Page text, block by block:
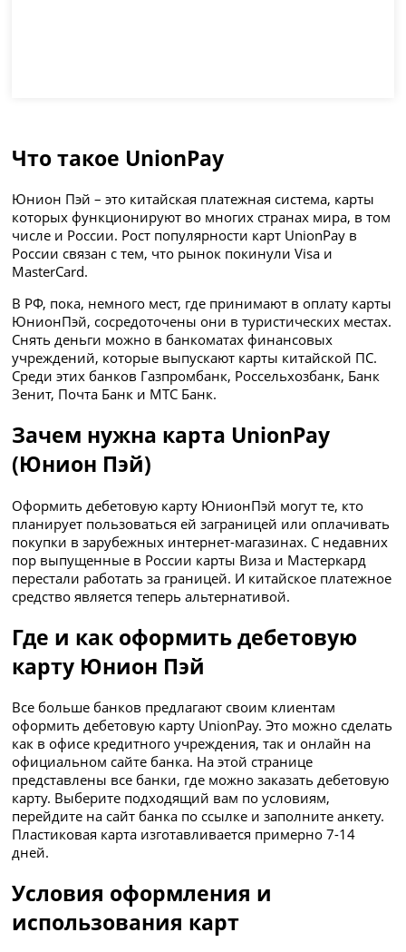
Что такое UnionPay
Юнион Пэй – это китайская платежная система, карты
которых функционируют во многих странах мира, в том
числе и России. Рост популярности карт UnionPay в
России связан с тем, что рынок покинули Visa и
MasterCard.
В РФ, пока, немного мест, где принимают в оплату карты
ЮнионПэй, сосредоточены они в туристических местах.
Снять деньги можно в банкоматах финансовых
учреждений, которые выпускают карты китайской ПС.
Среди этих банков Газпромбанк, Россельхозбанк, Банк
Зенит, Почта Банк и МТС Банк.
Зачем нужна карта UnionPay
(Юнион Пэй)
Оформить дебетовую карту ЮнионПэй могут те, кто
планирует пользоваться ей заграницей или оплачивать
покупки в зарубежных интернет-магазинах. С недавних
пор выпущенные в России карты Виза и Мастеркард
перестали работать за границей. И китайское платежное
средство является теперь альтернативой.
Где и как оформить дебетовую
карту Юнион Пэй
Все больше банков предлагают своим клиентам
оформить дебетовую карту UnionPay. Это можно сделать
как в офисе кредитного учреждения, так и онлайн на
официальном сайте банка. На этой странице
представлены все банки, где можно заказать дебетовую
карту. Выберите подходящий вам по условиям,
перейдите на сайт банка по ссылке и заполните анкету.
Пластиковая карта изготавливается примерно 7-14
дней.
Условия оформления и
использования карт